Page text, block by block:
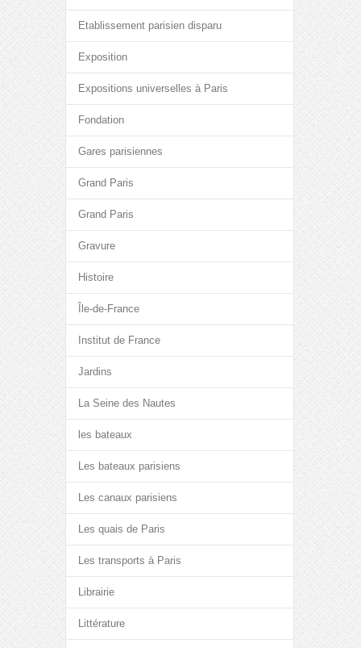
Etablissement parisien disparu
Exposition
Expositions universelles à Paris
Fondation
Gares parisiennes
Grand Paris
Grand Paris
Gravure
Histoire
Île-de-France
Institut de France
Jardins
La Seine des Nautes
les bateaux
Les bateaux parisiens
Les canaux parisiens
Les quais de Paris
Les transports à Paris
Librairie
Littérature